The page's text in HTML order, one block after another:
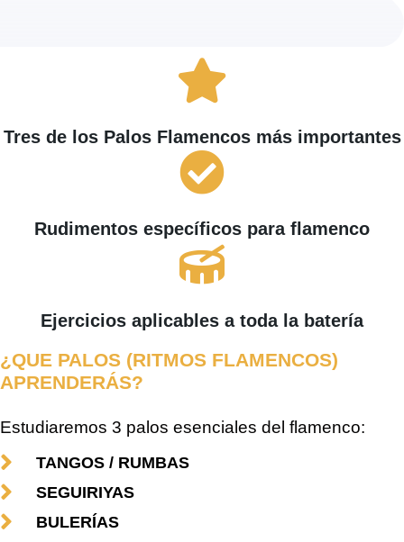
Tres de los Palos Flamencos más importantes
Rudimentos específicos para flamenco
Ejercicios aplicables a toda la batería
¿QUE PALOS (RITMOS FLAMENCOS)
APRENDERÁS?
Estudiaremos 3 palos esenciales del flamenco:
TANGOS / RUMBAS
SEGUIRIYAS
BULERÍAS